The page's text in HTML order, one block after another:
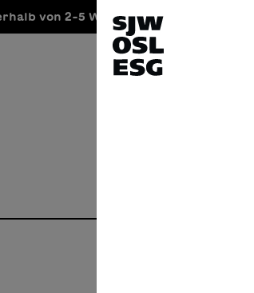
von 2-5 Werktagen